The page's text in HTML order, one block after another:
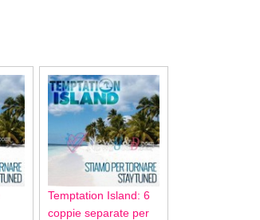
Temptation Island: 6
coppie separate per